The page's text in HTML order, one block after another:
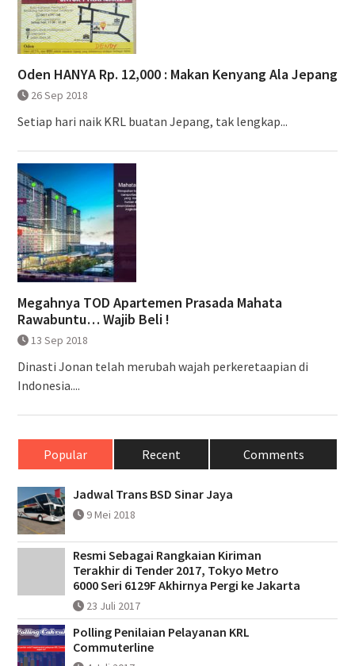
Oden HANYA Rp. 12,000 : Makan Kenyang Ala Jepang
26 Sep 2018
Setiap hari naik KRL buatan Jepang, tak lengkap...
Megahnya TOD Apartemen Prasada Mahata
Rawabuntu… Wajib Beli !
13 Sep 2018
Dinasti Jonan telah merubah wajah perkeretaapian di
Indonesia....
Popular Recent Comments
Jadwal Trans BSD Sinar Jaya
9 Mei 2018
Resmi Sebagai Rangkaian Kiriman
Terakhir di Tender 2017, Tokyo Metro
6000 Seri 6129F Akhirnya Pergi ke Jakarta
23 Juli 2017
Polling Penilaian Pelayanan KRL
Commuterline